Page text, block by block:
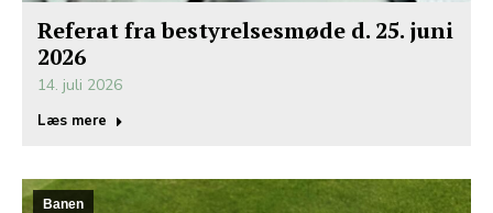
Referat fra bestyrelsesmøde d. 25. juni
2026
14. juli 2026
Læs mere
Banen